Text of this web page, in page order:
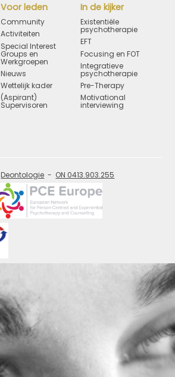
Voor leden
Community
Activiteiten
Special Interest
Groups en
Werkgroepen
Nieuws
Wettelijk kader
(Aspirant)
Supervisoren
In de kijker
Existentiële
psychotherapie
EFT
Focusing en FOT
Integratieve
psychotherapie
Pre-Therapy
Motivational
interviewing
Deontologie ON 0413.903.255